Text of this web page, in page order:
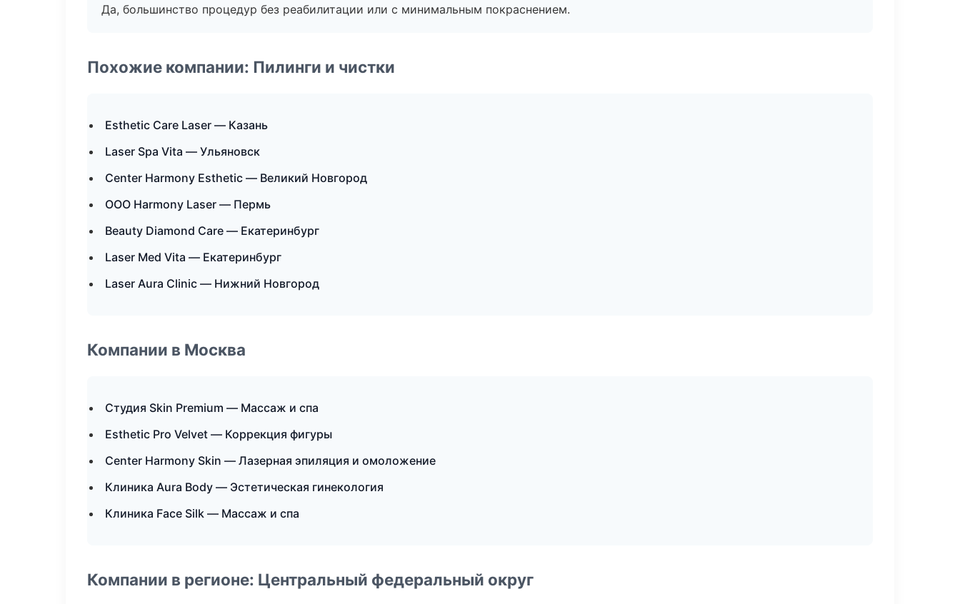
Да, большинство процедур без реабилитации или с минимальным покраснением.
Похожие компании: Пилинги и чистки
Esthetic Care Laser — Казань
Laser Spa Vita — Ульяновск
Center Harmony Esthetic — Великий Новгород
ООО Harmony Laser — Пермь
Beauty Diamond Care — Екатеринбург
Laser Med Vita — Екатеринбург
Laser Aura Clinic — Нижний Новгород
Компании в Москва
Студия Skin Premium — Массаж и спа
Esthetic Pro Velvet — Коррекция фигуры
Center Harmony Skin — Лазерная эпиляция и омоложение
Клиника Aura Body — Эстетическая гинекология
Клиника Face Silk — Массаж и спа
Компании в регионе: Центральный федеральный округ